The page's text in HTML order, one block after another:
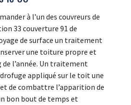
à l’un des couvreurs de
33 couverture 91 de
de surface un traitement
une toiture propre et
l’année. Un traitement
appliqué sur le toit une
de combattre l’apparition de
bon bout de temps et